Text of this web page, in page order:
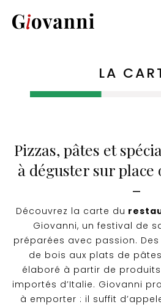
LA
Pizzas, pâtes et
à déguster sur
—
Découvrez la carte du
Giovanni, un festival de
préparées avec passion.
de bois aux plats de
élaboré à partir de
importés d’Italie. Giovanni
à emporter : il suffit